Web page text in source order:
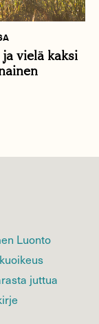
vielä kaksi
Luonto
juttua